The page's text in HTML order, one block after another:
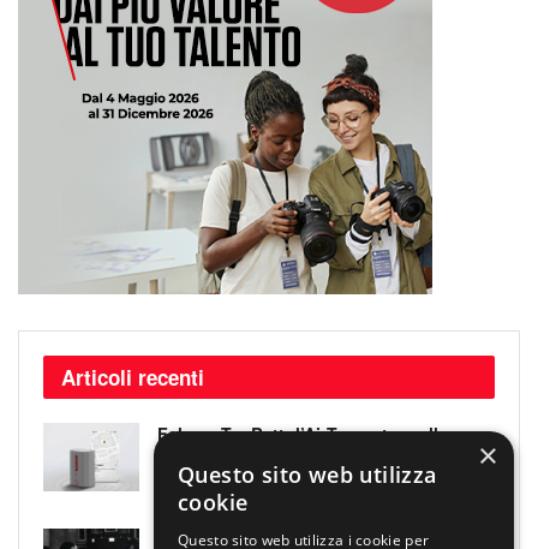
Articoli recenti
Falcam TagBatt: l’AirTag entra nella
10 AGOSTO 2026
Scanno nelle foto di Renzo Tortelli, oltre
×
Questo sito web utilizza
cookie
Questo sito web utilizza i cookie per